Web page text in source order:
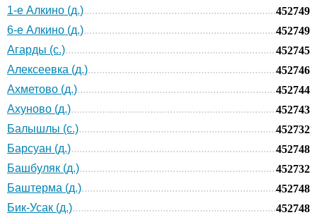
1-е Алкино (д.)
452749
6-е Алкино (д.)
452749
Агарды (с.)
452745
Алексеевка (д.)
452746
Ахметово (д.)
452744
Ахуново (д.)
452743
Балышлы (с.)
452732
Барсуан (д.)
452748
Башбуляк (д.)
452732
Баштерма (д.)
452748
Бик-Усак (д.)
452748